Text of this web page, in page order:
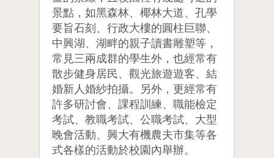
景點，如黑森林、椰林大道、孔學
要旨石刻、行政大樓的圓柱巨聯、
中興湖、湖畔的親子讀書雕塑等，
常見三兩成群的學生外，也經常有
散步健身居民、觀光旅遊遊客、結
婚新人婚紗拍攝。另外，更經常有
許多研討會、課程訓練、職能檢定
考試、教職考試、公職考試、大型
晚會活動、興大有機農夫市集等各
式各樣的活動於校園內舉辦。